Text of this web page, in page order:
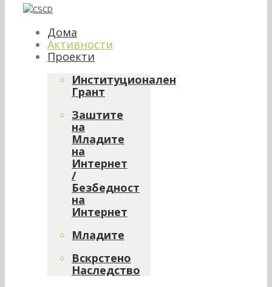
Дома
Активности
Проекти
Институционален
Грант
Заштите
на
Младите
на
Интернет
/
Безбедност
на
Интернет
Младите
Вскрстено
Наследство